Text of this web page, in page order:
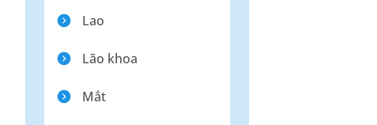
Lao
Lão khoa
Mắt